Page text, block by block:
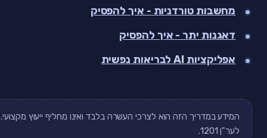
מחשבות טורדניות - איך להפסיק
דאגנות יתר - איך להפסיק
אפליקציות AI לבריאות נפשית
לער"ן 1201.